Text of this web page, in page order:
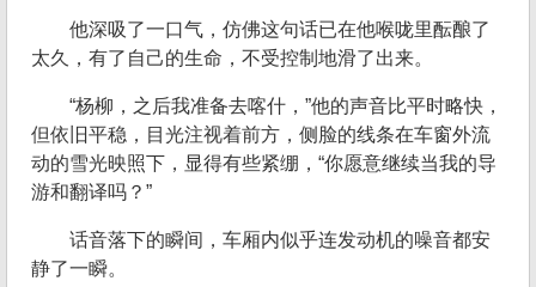
他深吸了一口气，仿佛这句话已在他喉咙里酝酿了
太久，有了自己的生命，不受控制地滑了出来。
“杨柳，之后我准备去喀什，”他的声音比平时略快，
但依旧平稳，目光注视着前方，侧脸的线条在车窗外流
动的雪光映照下，显得有些紧绷，“你愿意继续当我的导
游和翻译吗？”
话音落下的瞬间，车厢内似乎连发动机的噪音都安
静了一瞬。